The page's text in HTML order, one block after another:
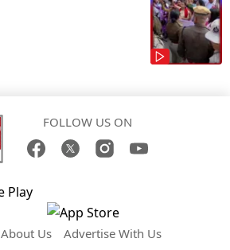
FOLLOW US ON
About Us Advertise With Us